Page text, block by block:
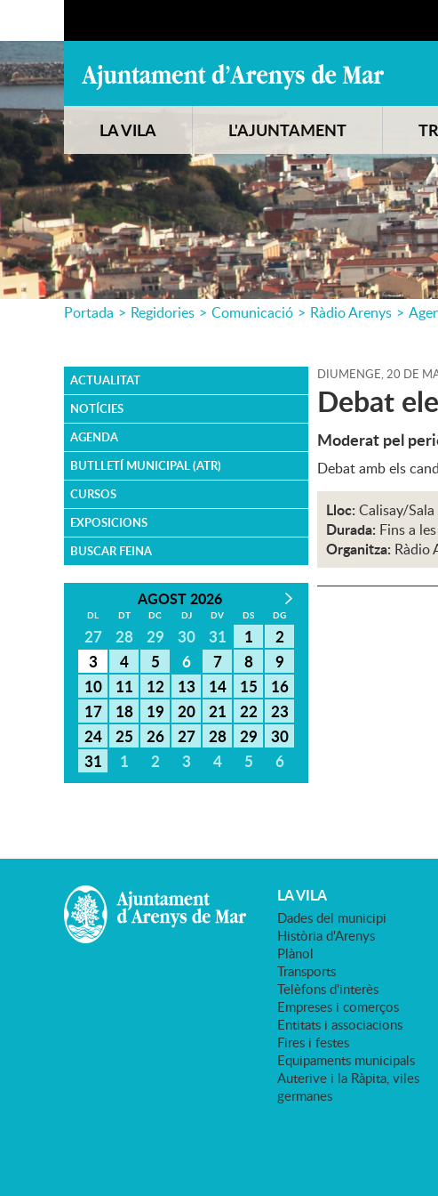
LA VILA L'AJUNTAMENT
Portada > Regidories > Comunicació > Ràdio Arenys >
ACTUALITAT
NOTÍCIES
AGENDA
BUTLLETÍ MUNICIPAL (ATR)
CURSOS
EXPOSICIONS
BUSCAR FEINA
AGOST 2026
DL DT DC DJ DV DS DG
27 28 29 30 31 1
2
3
4 5 6 7 8
9
10
11 12 13 14 15
16
17
18 19 20 21 22
23
24
25 26 27 28 29
30
31
1 2 3 4 5 6
DIUMENGE,20 DE
Debat
Moderat pel
Debat amb els
Lloc: Calisay/
Durada: Fins a
Organitza: Ràdio
LA VILA
Dades del municipi
Història d'Arenys
Plànol
Transports
Telèfons d'interès
Empreses i comerços
Entitats i associacions
Fires i festes
Equipaments municipals
Auterive i la Ràpita, viles
germanes